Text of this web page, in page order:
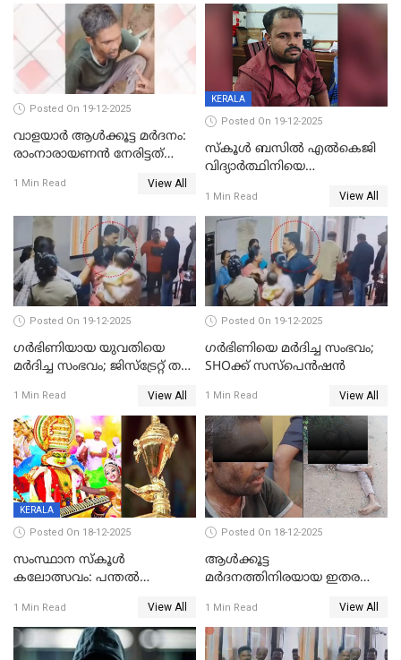
സഹോദരിപുത്രന് ജീവപര്യന്തം
Posted On 19-12-2025
വാളയാർ ആൾക്കൂട്ട മർദനം:
രാംനാരായണൻ നേരിട്ടത്
നാൽപ്പതിലേറെ
റിപ്പോർട്ട്
1 Min Read View All
KERALA
Posted On 19-12-2025
സ്കൂൾ ബസിൽ എൽകെജി
വിദ്യാര്‍ത്ഥിനിയെ
ക്ലീനര്‍ പിടിയിൽ
1 Min Read View All
Posted On 19-12-2025
ഗര്‍ഭിണിയായ യുവതിയെ
മര്‍ദിച്ച സംഭവം; ജിസ്‌ട്രേറ്റ് തല
യുവതി
1 Min Read View All
Posted On 19-12-2025
ഗര്‍ഭിണിയെ മർദിച്ച സംഭവം;
SHOക്ക് സസ്പെൻഷൻ
1 Min Read View All
KERALA
Posted On 18-12-2025
സംസ്ഥാന സ്കൂൾ
കലോത്സവം: പന്തൽ
1 Min Read View All
Posted On 18-12-2025
ആൾക്കൂട്ട
മർദനത്തിനിരയായ ഇതര
നടുക്കുന്ന സംഭവം
വാളയാറിൽ
1 Min Read View All